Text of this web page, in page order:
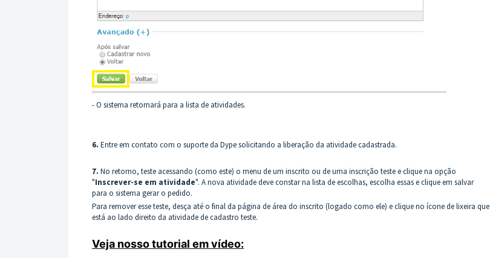
- O sistema retornará para a lista de atividades.
6. Entre em contato com o suporte da Dype solicitando a liberação da atividade cadastrada.
7. No retorno, teste acessando (como este) o menu de um inscrito ou de uma inscrição teste e clique na opção
"Inscrever-se em atividade". A nova atividade deve constar na lista de escolhas, escolha essas e clique em salvar
para o sistema gerar o pedido.
Para remover esse teste, desça até o final da página de área do inscrito (logado como ele) e clique no ícone de lixeira que
está ao lado direito da atividade de cadastro teste.
Veja nosso tutorial em vídeo: